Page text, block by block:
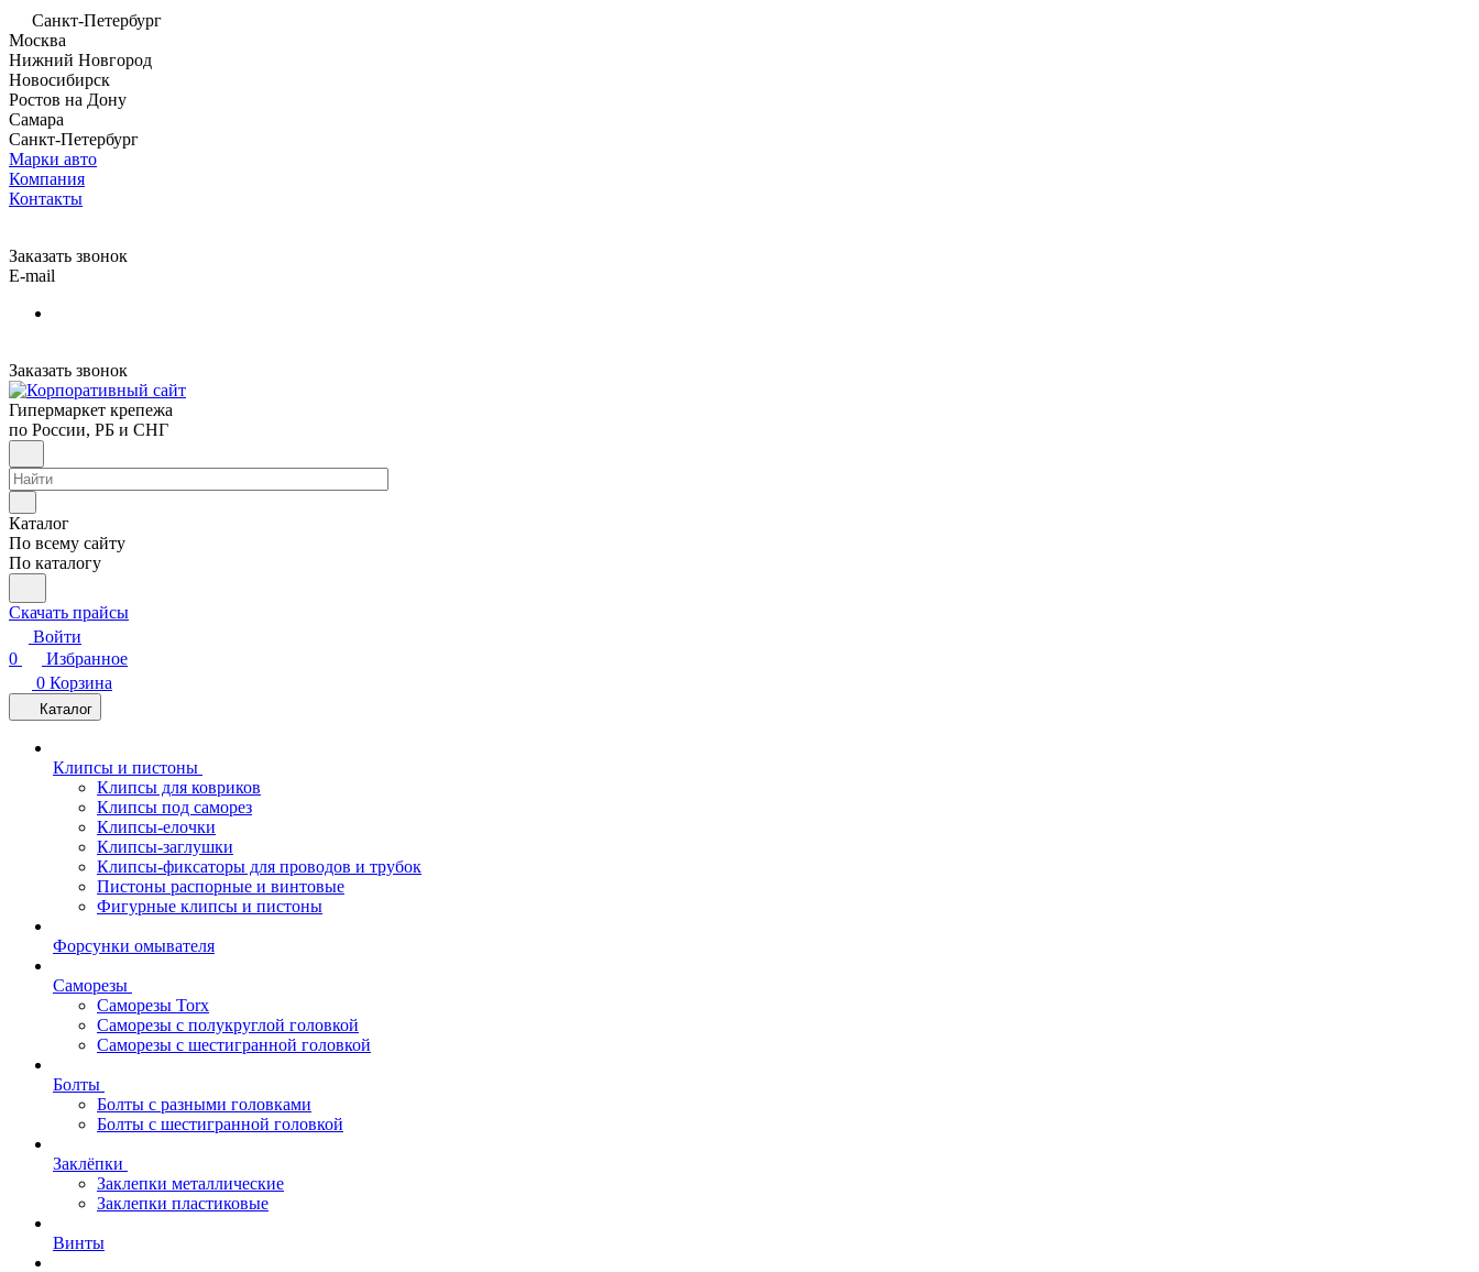
Санкт-Петербург
Москва
Нижний Новгород
Новосибирск
Ростов на Дону
Самара
Санкт-Петербург
Марки авто
Компания
Контакты
Заказать звонок
E-mail
Заказать звонок
Гипермаркет крепежа
по России, РБ и СНГ
Каталог
По всему сайту
По каталогу
Скачать прайсы
Войти
0
Избранное
0 Корзина
Каталог
Клипсы и пистоны
Клипсы для ковриков
Клипсы под саморез
Клипсы-елочки
Клипсы-заглушки
Клипсы-фиксаторы для проводов и трубок
Пистоны распорные и винтовые
Фигурные клипсы и пистоны
Форсунки омывателя
Саморезы
Саморезы Torx
Саморезы с полукруглой головкой
Саморезы с шестигранной головкой
Болты
Болты с разными головками
Болты с шестигранной головкой
Заклёпки
Заклепки металлические
Заклепки пластиковые
Винты